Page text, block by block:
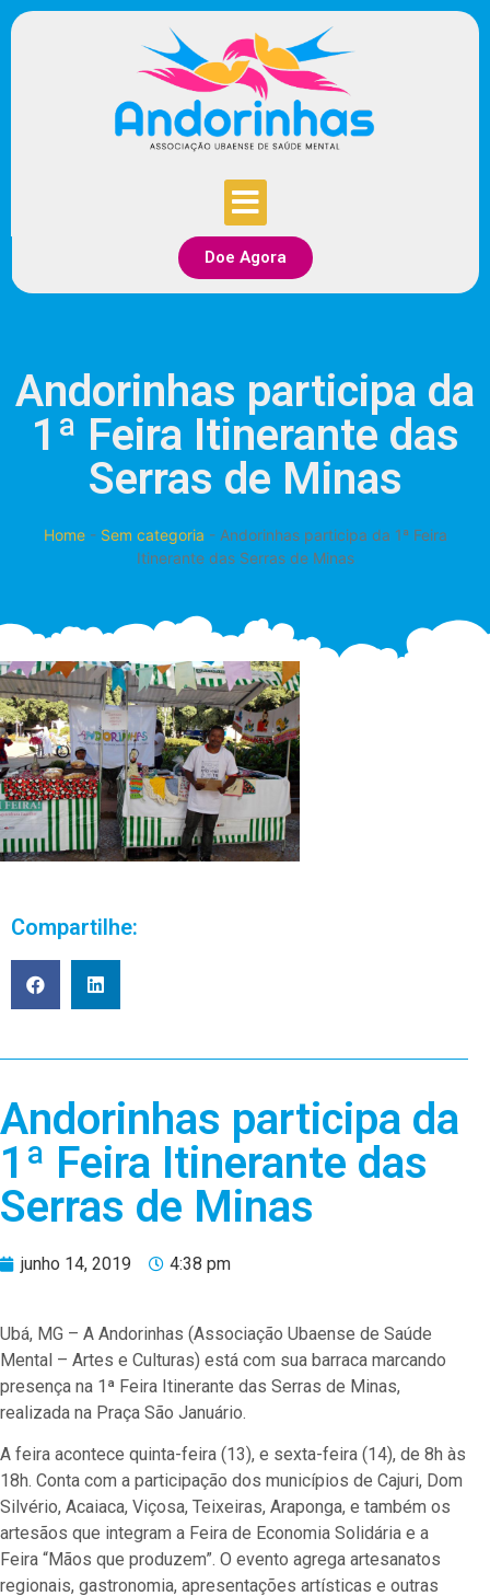
Doe Agora
Andorinhas participa da
1ª Feira Itinerante das
Serras de Minas
Home- Sem categoria - Andorinhas participa da 1ª Feira
Itinerante das Serras de Minas
Compartilhe:
Andorinhas participa da
1ª Feira Itinerante das
Serras de Minas
junho 14, 2019 4:38 pm
Ubá, MG – A Andorinhas (Associação Ubaense de Saúde
Mental – Artes e Culturas) está com sua barraca marcando
presença na 1ª Feira Itinerante das Serras de Minas,
realizada na Praça São Januário.
A feira acontece quinta-feira (13), e sexta-feira (14), de 8h às
18h. Conta com a participação dos municípios de Cajuri, Dom
Silvério, Acaiaca, Viçosa, Teixeiras, Araponga, e também os
artesãos que integram a Feira de Economia Solidária e a
Feira “Mãos que produzem”. O evento agrega artesanatos
regionais, gastronomia, apresentações artísticas e outras